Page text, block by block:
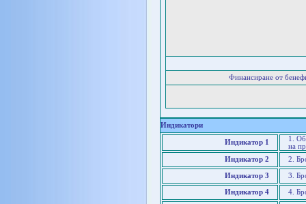
Финансиране от
Индикатори
Индикатор 1
1.
на
Индикатор 2
2.
Индикатор 3 3.
Индикатор 4 4.